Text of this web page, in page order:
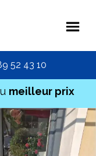
52 43 10
meilleur prix